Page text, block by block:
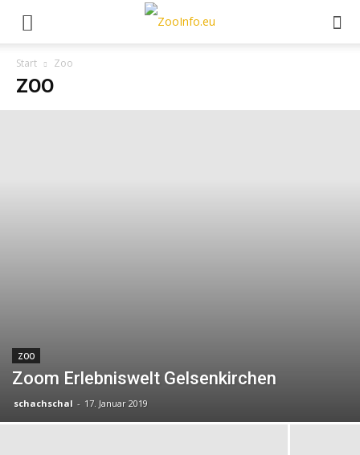
Start Zoo
ZOO
ZOO
Zoom Erlebniswelt Gelsenkirchen
schachschal - 17. Januar 2019